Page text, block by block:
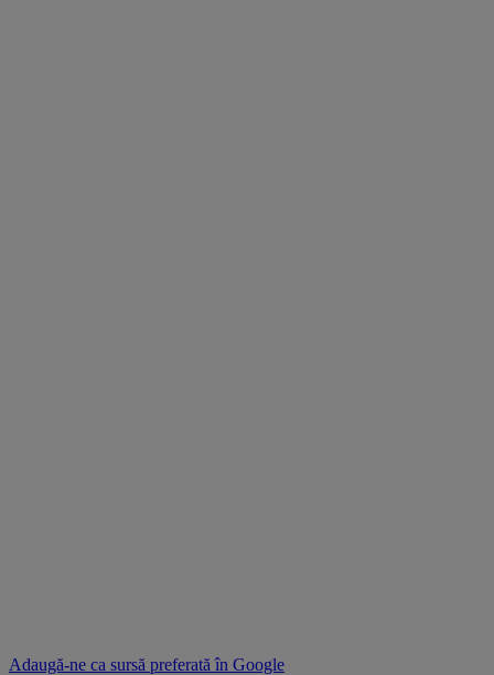
Adaugă-ne ca sursă preferată în Google